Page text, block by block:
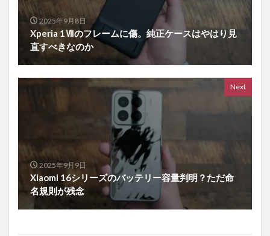
2025年9月8日
Xperia 1Ⅶのフレームに傷。純正ケースはやはり見
直すべきなのか
Next
2025年9月9日
Xiaomi 16シリーズのバッテリー容量判明？ただ命
名規則が残念